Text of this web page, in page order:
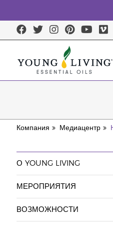
Компания Медиацентр
О YOUNG LIVING
МЕРОПРИЯТИЯ
ВОЗМОЖНОСТИ